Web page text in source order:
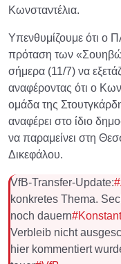
Κωνσταντέλια.
Υπενθυμίζουμε ότι ο
πρόταση των
σήμερα (11/7) να
αναφέροντας ότι ο
ομάδα της
αναφέρει στο ίδιο
να παραμείνει στη
Δικεφάλου.
VfB-Transfer-Update:
konkretes Thema.
noch dauern
Verbleib nicht
hier kommentiert